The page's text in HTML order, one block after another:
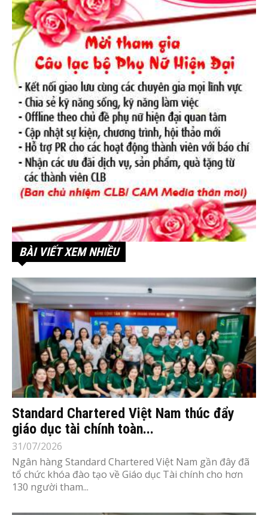
BÀI VIẾT XEM NHIỀU
Standard Chartered Việt Nam thúc đẩy
giáo dục tài chính toàn...
31/07/2026
Ngân hàng Standard Chartered Việt Nam gần đây đã
tổ chức khóa đào tạo về Giáo dục Tài chính cho hơn
130 người tham...